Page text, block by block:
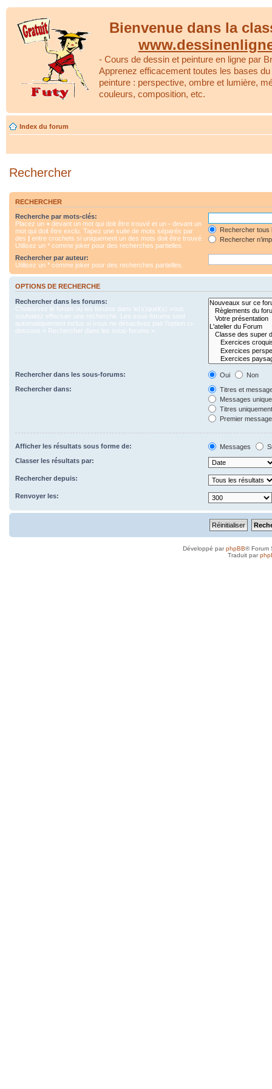
Bienvenue dans la
- Cours de dessin et peinture en ligne par
Apprenez efficacement toutes les bases
peinture : perspective, ombre et lumière,
couleurs, composition, etc.
Index du forum
Rechercher
RECHERCHER
Recherche par mots-clés:
Placez un + devant un mot qui doit être trouvé et un - devant un
mot qui doit être exclu. Tapez une suite de mots séparés par
des | entre crochets si uniquement un des mots doit être trouvé.
Utilisez un * comme joker pour des recherches partielles.
Rechercher tous
Rechercher
Rechercher par auteur:
Utilisez un * comme joker pour des recherches partielles.
OPTIONS DE RECHERCHE
Rechercher dans les forums:
Choisissez le forum ou les forums dans le(s)quel(s) vous
souhaitez effectuer une recherche. Les sous-forums sont
automatiquement inclus si vous ne désactivez pas l’option ci-
dessous « Rechercher dans les sous-forums ».
Rechercher dans les sous-forums: Oui
Non
Rechercher dans:
Titres et
Messages
Titres
Premier
Afficher les résultats sous forme de: Messages
Classer les résultats par:
Rechercher depuis:
Renvoyer les:
Développé parphpBB® Forum
Traduit par